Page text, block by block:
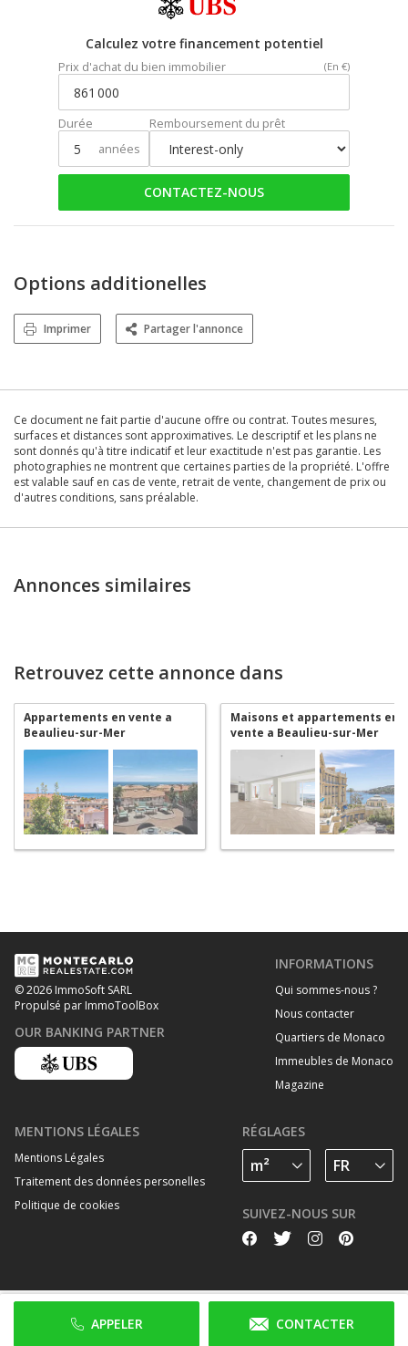
Calculez votre financement potentiel
Prix d'achat du bien immobilier (En €)
Durée
années
Remboursement du prêt
CONTACTEZ-NOUS
APPELER CONTACTER
Options additionelles
Imprimer Partager l'annonce
Ce document ne fait partie d'aucune offre ou contrat. Toutes mesures,
surfaces et distances sont approximatives. Le descriptif et les plans ne
sont donnés qu'à titre indicatif et leur exactitude n'est pas garantie. Les
photographies ne montrent que certaines parties de la propriété. L'offre
est valable sauf en cas de vente, retrait de vente, changement de prix ou
d'autres conditions, sans préalable.
Annonces similaires
Retrouvez cette annonce dans
Appartements en vente a
Beaulieu-sur-Mer
Maisons et appartements en
vente a Beaulieu-sur-Mer
© 2026 ImmoSoft SARL
Propulsé par ImmoToolBox
OUR BANKING PARTNER
INFORMATIONS
Qui sommes-nous ?
Nous contacter
Quartiers de Monaco
Immeubles de Monaco
Magazine
MENTIONS LÉGALES
Mentions Légales
Traitement des données personelles
Politique de cookies
RÉGLAGES
SUIVEZ-NOUS SUR